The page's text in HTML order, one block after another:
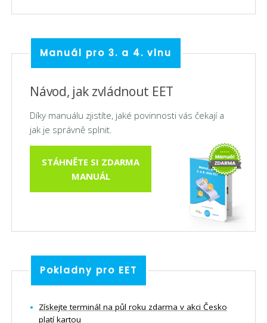
Manuál pro 3. a 4. vlnu
Návod, jak zvládnout EET
Díky manuálu zjistíte, jaké povinnosti vás čekají a
jak je správně splnit.
STÁHNĚTE SI ZDARMA
MANUÁL
Pokladny pro EET
Získejte terminál na půl roku zdarma v akci Česko
platí kartou